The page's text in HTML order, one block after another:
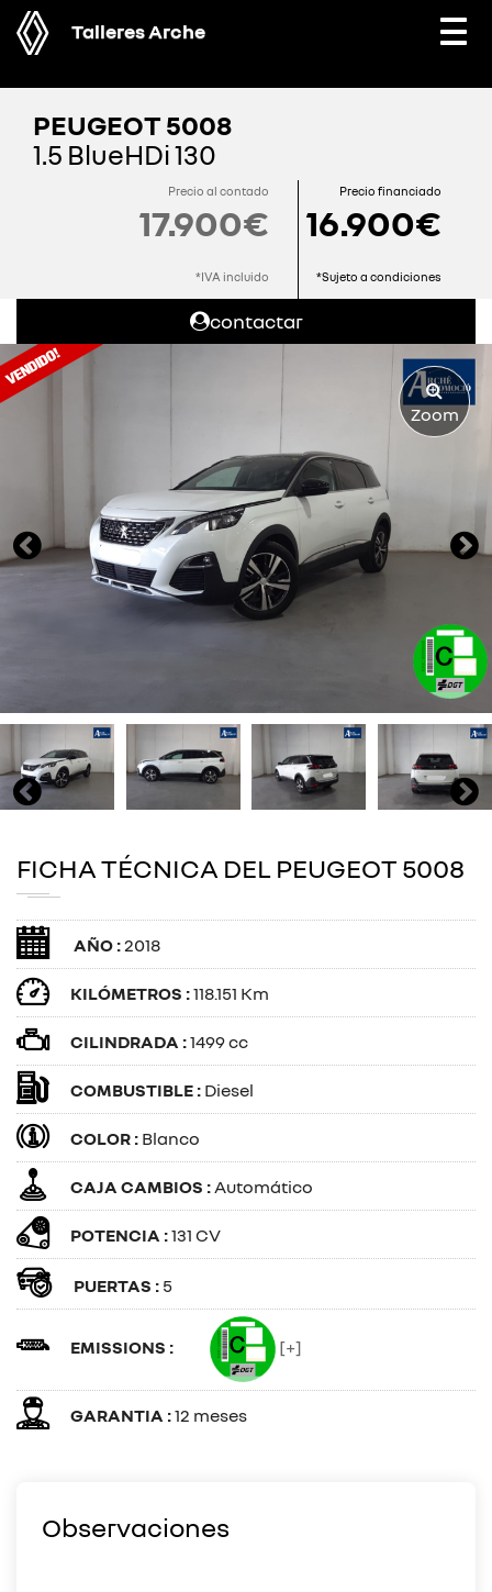
Talleres Arche
PEUGEOT 5008
1.5 BlueHDi 130
Precio al contado
17.900€
*IVA incluido
Precio financiado
16.900€
*Sujeto a condiciones
contactar
Zoom
FICHA TÉCNICA DEL PEUGEOT 5008
AÑO :2018
KILÓMETROS :118.151 Km
CILINDRADA :1499 cc
COMBUSTIBLE : Diesel
COLOR : Blanco
CAJA CAMBIOS :Automático
POTENCIA :131 CV
PUERTAS : 5
EMISSIONS : [+]
GARANTIA :12 meses
Observaciones